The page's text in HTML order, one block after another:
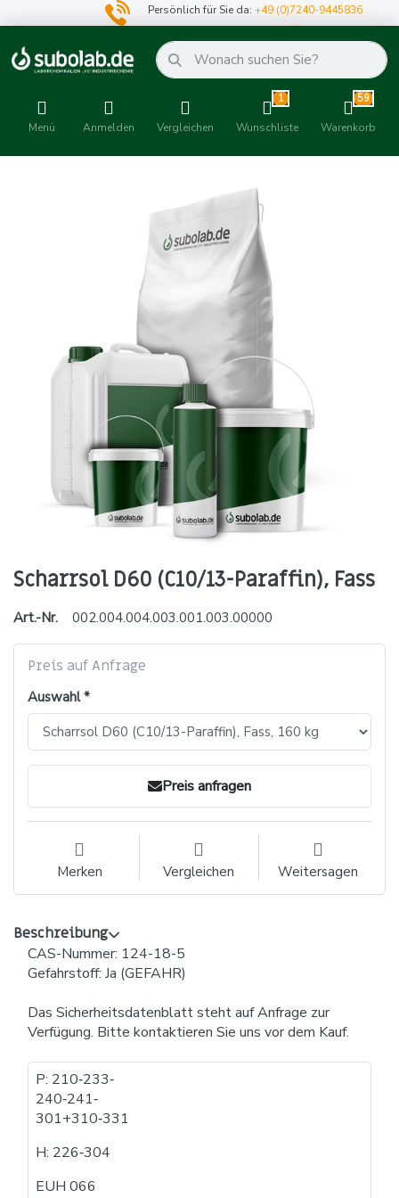
Persönlich für Sie da:+49 (0)7240-9445836
Menü Anmelden Vergleichen
1
Wunschliste
59
Warenkorb
Scharrsol D60 (C10/13-Paraffin), Fass
Art.-Nr. 002.004.004.003.001.003.00000
Preis auf Anfrage
Auswahl
Preis anfragen
Merken Vergleichen Weitersagen
Beschreibung
CAS-Nummer: 124-18-5
Gefahrstoff: Ja (GEFAHR)
Das Sicherheitsdatenblatt steht auf Anfrage zur
Verfügung. Bitte kontaktieren Sie uns vor dem Kauf.
P: 210​‐​233​‐​
240​‐​241​‐​
301+310​‐​331
H: 226​‐​304
EUH 066